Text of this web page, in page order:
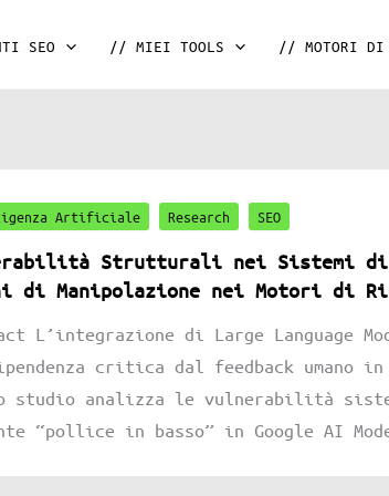
SEO // MIEI TOOLS // MOTORI DI
Artificiale Research SEO
Strutturali nei Sistemi di
di Manipolazione nei Motori di
L’integrazione di Large Language
critica dal feedback umano
studio analizza le vulnerabilità
“pollice in basso” in Google AI